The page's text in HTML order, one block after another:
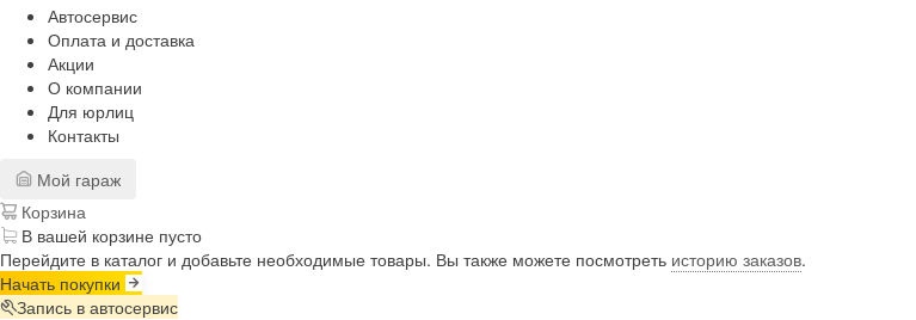
Автосервис
Оплата и доставка
Акции
О компании
Для юрлиц
Контакты
Мой гараж
Корзина
В вашей корзине пусто
Перейдите в каталог и добавьте необходимые товары. Вы также можете посмотреть историю заказов.
Начать покупки
Запись в автосервис